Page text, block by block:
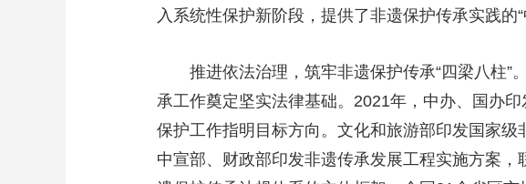
入系统性保护新阶段，提供了非遗保护传承实践的“
推进依法治理，筑牢非遗保护传承“四梁八柱
承工作奠定坚实法律基础。2021年，中办、国办
保护工作指明目标方向。文化和旅游部印发国家
中宣部、财政部印发非遗传承发展工程实施方案